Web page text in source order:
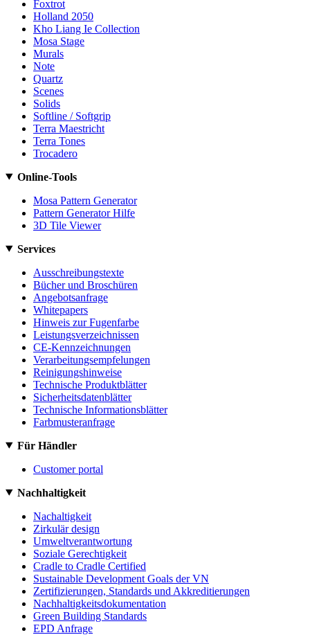
Foxtrot
Holland 2050
Kho Liang Ie Collection
Mosa Stage
Murals
Note
Quartz
Scenes
Solids
Softline / Softgrip
Terra Maestricht
Terra Tones
Trocadero
Online-Tools
Mosa Pattern Generator
Pattern Generator Hilfe
3D Tile Viewer
Services
Ausschreibungstexte
Bücher und Broschüren
Angebotsanfrage
Whitepapers
Hinweis zur Fugenfarbe
Leistungsverzeichnissen
CE-Kennzeichnungen
Verarbeitungsempfelungen
Reinigungshinweise
Technische Produktblätter
Sicherheitsdatenblätter
Technische Informationsblätter
Farbmusteranfrage
Für Händler
Customer portal
Nachhaltigkeit
Nachaltigkeit
Zirkulär design
Umweltverantwortung
Soziale Gerechtigkeit
Cradle to Cradle Certified
Sustainable Development Goals der VN
Zertifizierungen, Standards und Akkreditierungen
Nachhaltigkeitsdokumentation
Green Building Standards
EPD Anfrage